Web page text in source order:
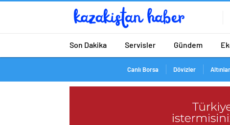
Son Dakika Servisler Gündem
Canlı Borsa Dövizler Altınlar